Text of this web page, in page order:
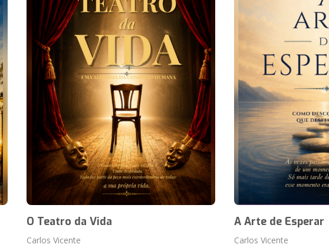
O Teatro da Vida
Carlos Vicente
A Arte de Esperar
Carlos Vicente